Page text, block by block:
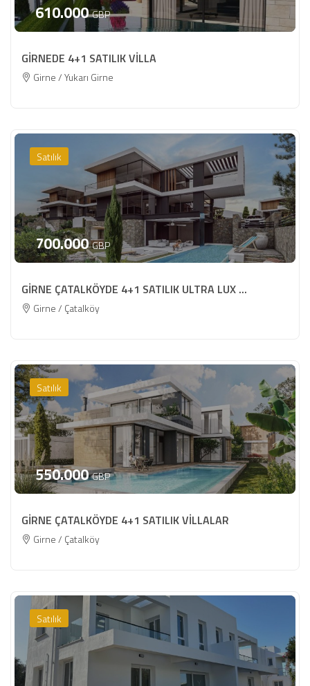
610.000 GBP
GİRNEDE 4+1 SATILIK VİLLA
Girne / Yukarı Girne
Satılık
700.000 GBP
GİRNE ÇATALKÖYDE 4+1 SATILIK ULTRA LUX ...
Girne / Çatalköy
Satılık
550.000 GBP
GİRNE ÇATALKÖYDE 4+1 SATILIK VİLLALAR
Girne / Çatalköy
Satılık